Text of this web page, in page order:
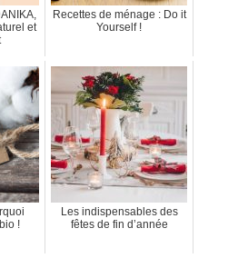
et
Recettes de ménage : Do it
Yourself !
!
Les indispensables des
fêtes de fin d’année